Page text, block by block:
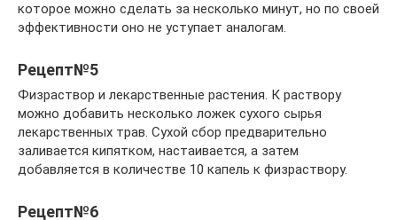
которое можно сделать за несколько минут, но по своей
эффективности оно не уступает аналогам.
Рецепт№5
Физраствор и лекарственные растения. К раствору
можно добавить несколько ложек сухого сырья
лекарственных трав. Сухой сбор предварительно
заливается кипятком, настаивается, а затем
добавляется в количестве 10 капель к физраствору.
Рецепт№6